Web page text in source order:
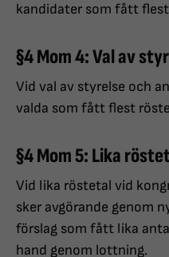
kandidater som fått
§4 Mom 4: Val av
Vid val av styrelse och
valda som fått flest
§4 Mom 5: Lika
Vid lika röstetal vid
sker avgörande genom
förslag som fått lika
hand genom lottning.